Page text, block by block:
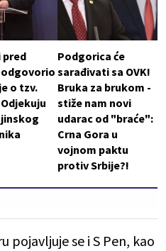
pred
odgovorio
o tzv.
Podgorica će
sarađivati sa OVK!
Bruka za brukom -
stiže nam novi
udarac od "braće":
Crna Gora u
vojnom paktu
protiv Srbije?!
pojavljuje se i S Pen, kao